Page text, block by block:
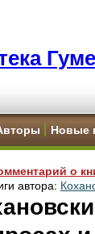
Новые
о
автора: